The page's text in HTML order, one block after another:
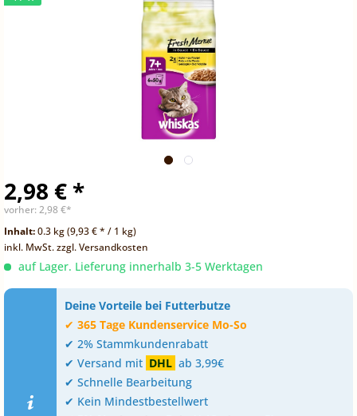
2,98 € *
vorher: 2,98 €*
Inhalt:0.3 kg (9,93 € * / 1 kg)
inkl. MwSt.zzgl. Versandkosten
auf Lager. Lieferung innerhalb 3-5 Werktagen
Deine Vorteile bei Futterbutze
✔ 365 Tage Kundenservice Mo-So
✔ 2% Stammkundenrabatt
✔ Versand mit DHL ab 3,99€
✔ Schnelle Bearbeitung
✔ Kein Mindestbestellwert